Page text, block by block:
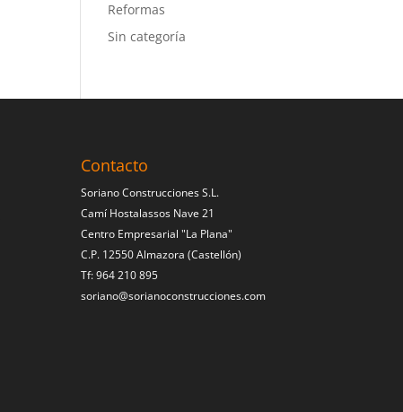
Reformas
Sin categoría
Contacto
Soriano Construcciones S.L.
Camí Hostalassos Nave 21
Centro Empresarial "La Plana"
C.P. 12550 Almazora (Castellón)
Tf: 964 210 895
soriano@sorianoconstrucciones.com